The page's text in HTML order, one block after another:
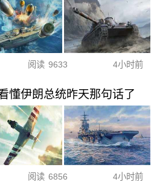
阅读 9633 4小时前
懂伊朗总统昨天那句话了
阅读 6856 4小时前